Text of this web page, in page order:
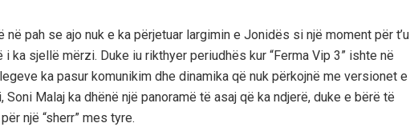
në pah se ajo nuk e ka përjetuar largimin e Jonidës si një moment për t’u
i ka sjellë mërzi. Duke iu rikthyer periudhës kur “Ferma Vip 3” ishte në
ka pasur komunikim dhe dinamika që nuk përkojnë me versionet e
Malaj ka dhënë një panoramë të asaj që ka ndjerë, duke e bërë të
një “sherr” mes tyre.